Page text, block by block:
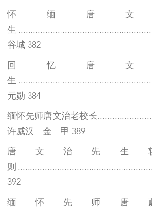
怀缅唐文
生
谷城 382
回忆唐文
生
元勋 384
缅怀先师唐文治老校长
许威汉 金 甲 389
唐文治先生
则
392
缅怀先师唐